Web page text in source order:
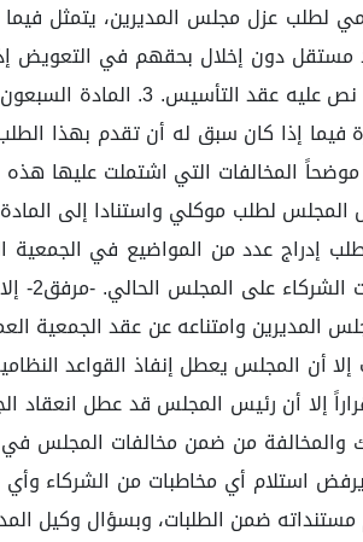
عقد مستقل دون إخلال بحقهم في التعويض
إذا كان سبق له أن تقدم بهذا
22/03/1443هـ بمخاطبة رئيس مجلس المديرين موضحاً المخالفات
بتاريخ 09/04/1443هـ إلى رئيس مجلس المديرين يطلب إدراج عدد من
15/04/1443هـ
وبين مجلس المديرين وامتناعه عن عقد
أن المجلس يعطل إنفاذ القواعد
إلا أن رئيس المجلس قد عطل انعقاد
استلام أي مخاطبات من الشركاء وأي
مستنداته ضمن الطلبات، وبسؤال وكيل